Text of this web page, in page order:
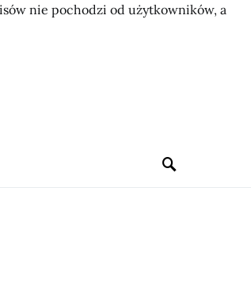
nie pochodzi od użytkowników, a